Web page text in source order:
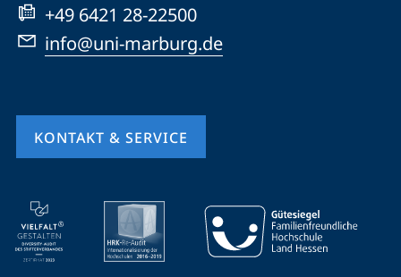
+49 6421 28-22500
info@uni-marburg.de
KONTAKT & SERVICE
Mobile-
Service-
Navigation